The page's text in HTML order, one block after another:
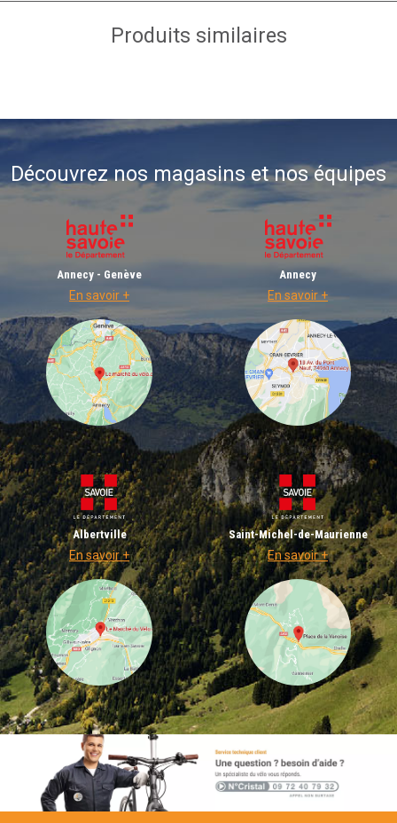
Produits similaires
Découvrez nos magasins et nos équipes
Annecy - Genève
En savoir +
Annecy
En savoir +
Albertville
En savoir +
Saint-Michel-de-Maurienne
En savoir +